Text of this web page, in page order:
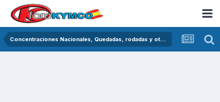
Concentraciones Nacionales, Quedadas, rodadas y otras crónicas del asfalto